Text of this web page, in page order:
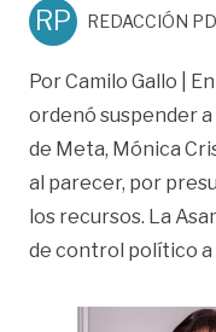
RP REDACCIÓN
Por Camilo Gallo |
ordenó suspender
de Meta, Mónica
al parecer, por
los recursos. La
de control político